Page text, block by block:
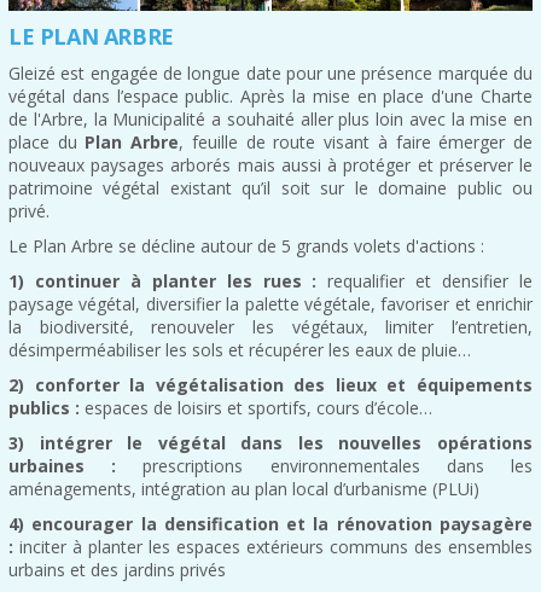
LE PLAN ARBRE
Gleizé est engagée de longue date pour une présence marquée du
végétal dans l’espace public. Après la mise en place d'une Charte
de l'Arbre, la Municipalité a souhaité aller plus loin avec la mise en
place du Plan Arbre, feuille de route visant à faire émerger de
nouveaux paysages arborés mais aussi à protéger et préserver le
patrimoine végétal existant qu’il soit sur le domaine public ou
privé.
Le Plan Arbre se décline autour de 5 grands volets d'actions :
1) continuer à planter les rues : requalifier et densifier le
paysage végétal, diversifier la palette végétale, favoriser et enrichir
la biodiversité, renouveler les végétaux, limiter l’entretien,
désimperméabiliser les sols et récupérer les eaux de pluie…
2) conforter la végétalisation des lieux et équipements
publics : espaces de loisirs et sportifs, cours d’école…
3) intégrer le végétal dans les nouvelles opérations
urbaines : prescriptions environnementales dans les
aménagements, intégration au plan local d’urbanisme (PLUi)
4) encourager la densification et la rénovation paysagère
: inciter à planter les espaces extérieurs communs des ensembles
urbains et des jardins privés